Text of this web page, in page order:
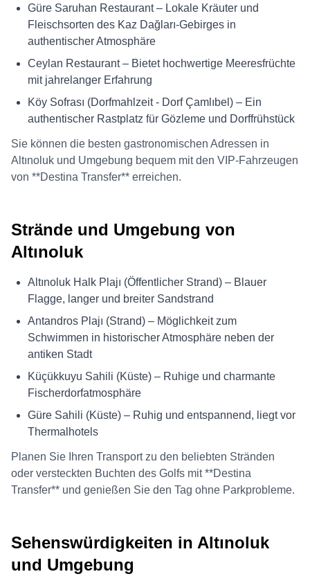
Güre Saruhan Restaurant – Lokale Kräuter und
Fleischsorten des Kaz Dağları-Gebirges in
authentischer Atmosphäre
Ceylan Restaurant – Bietet hochwertige Meeresfrüchte
mit jahrelanger Erfahrung
Köy Sofrası (Dorfmahlzeit - Dorf Çamlıbel) – Ein
authentischer Rastplatz für Gözleme und Dorffrühstück
Sie können die besten gastronomischen Adressen in
Altınoluk und Umgebung bequem mit den VIP-Fahrzeugen
von **Destina Transfer** erreichen.
Strände und Umgebung von
Altınoluk
Altınoluk Halk Plajı (Öffentlicher Strand) – Blauer
Flagge, langer und breiter Sandstrand
Antandros Plajı (Strand) – Möglichkeit zum
Schwimmen in historischer Atmosphäre neben der
antiken Stadt
Küçükkuyu Sahili (Küste) – Ruhige und charmante
Fischerdorfatmosphäre
Güre Sahili (Küste) – Ruhig und entspannend, liegt vor
Thermalhotels
Planen Sie Ihren Transport zu den beliebten Stränden
oder versteckten Buchten des Golfs mit **Destina
Transfer** und genießen Sie den Tag ohne Parkprobleme.
Sehenswürdigkeiten in Altınoluk
und Umgebung